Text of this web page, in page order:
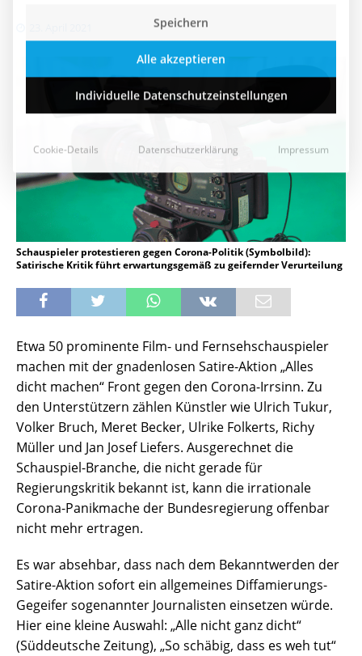
Schauspieler protestieren gegen Corona-Politik (Symbolbild):
Satirische Kritik führt erwartungsgemäß zu geifernder Verurteilung
Etwa 50 prominente Film- und Fernsehschauspieler
machen mit der gnadenlosen Satire-Aktion „Alles
dicht machen“ Front gegen den Corona-Irrsinn. Zu
den Unterstützern zählen Künstler wie Ulrich Tukur,
Volker Bruch, Meret Becker, Ulrike Folkerts, Richy
Müller und Jan Josef Liefers. Ausgerechnet die
Schauspiel-Branche, die nicht gerade für
Regierungskritik bekannt ist, kann die irrationale
Corona-Panikmache der Bundesregierung offenbar
nicht mehr ertragen.
Es war absehbar, dass nach dem Bekanntwerden der
Satire-Aktion sofort ein allgemeines Diffamierungs-
Gegeifer sogenannter Journalisten einsetzen würde.
Hier eine kleine Auswahl: „Alle nicht ganz dicht“
(Süddeutsche Zeitung), „So schäbig, dass es weh tut“
Datenschutzerklärung